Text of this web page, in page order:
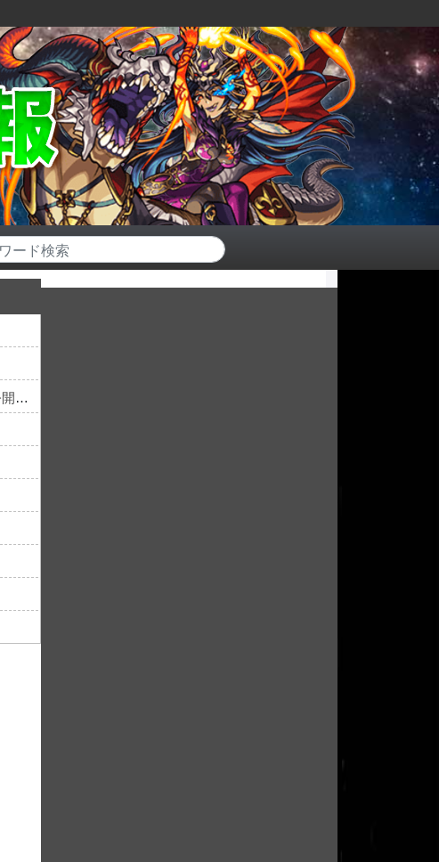
2027年春発売予定『FINAL FANTASY VII REVELATION』新映像が「gamescom Opening Night Live」で公開！8/26 午前3時配信予定